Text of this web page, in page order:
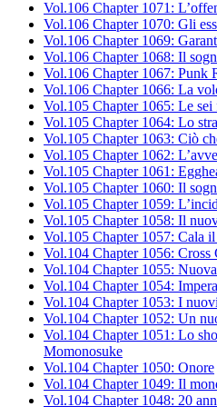
Vol.106 Chapter 1071:
Vol.106 Chapter 1070: Gli
Vol.106 Chapter 1069:
Vol.106 Chapter 1068: Il
Vol.106 Chapter 1067: Punk
Vol.106 Chapter 1066: La
Vol.105 Chapter 1065: Le sei
Vol.105 Chapter 1064: Lo
Vol.105 Chapter 1063: Ciò
Vol.105 Chapter 1062:
Vol.105 Chapter 1061:
Vol.105 Chapter 1060: Il
Vol.105 Chapter 1059:
Vol.105 Chapter 1058: Il
Vol.105 Chapter 1057: Cala
Vol.104 Chapter 1056: Cross
Vol.104 Chapter 1055:
Vol.104 Chapter 1054:
Vol.104 Chapter 1053: I
Vol.104 Chapter 1052: Un
Vol.104 Chapter 1051: Lo
Momonosuke
Vol.104 Chapter 1050: Onore
Vol.104 Chapter 1049: Il
Vol.104 Chapter 1048: 20